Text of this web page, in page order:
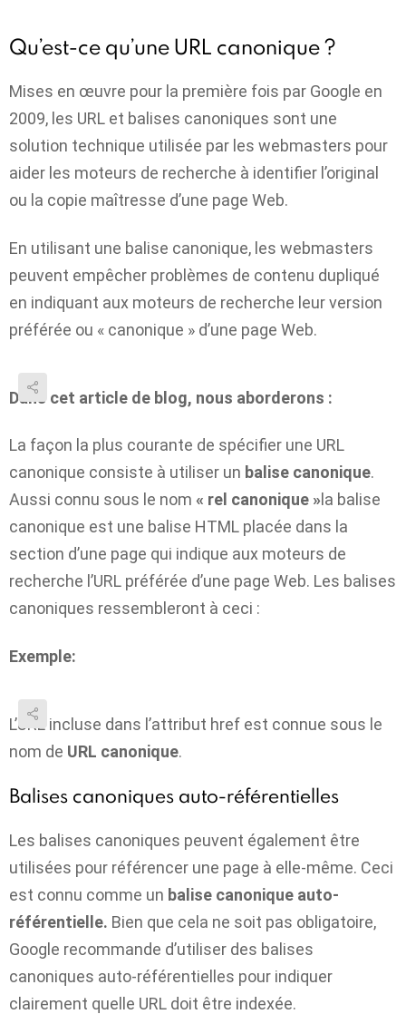
Qu’est-ce qu’une URL canonique ?
Mises en œuvre pour la première fois par Google en
2009, les URL et balises canoniques sont une
solution technique utilisée par les webmasters pour
aider les moteurs de recherche à identifier l’original
ou la copie maîtresse d’une page Web.
En utilisant une balise canonique, les webmasters
peuvent empêcher problèmes de contenu dupliqué
en indiquant aux moteurs de recherche leur version
préférée ou « canonique » d’une page Web.
Dans cet article de blog, nous aborderons :
La façon la plus courante de spécifier une URL
canonique consiste à utiliser un balise canonique.
Aussi connu sous le nom « rel canonique » la balise
canonique est une balise HTML placée dans la
section d’une page qui indique aux moteurs de
recherche l’URL préférée d’une page Web. Les balises
canoniques ressembleront à ceci :
Exemple:
L’URL incluse dans l’attribut href est connue sous le
nom de URL canonique.
Balises canoniques auto-référentielles
Les balises canoniques peuvent également être
utilisées pour référencer une page à elle-même. Ceci
est connu comme un balise canonique auto-
référentielle. Bien que cela ne soit pas obligatoire,
Google recommande d’utiliser des balises
canoniques auto-référentielles pour indiquer
clairement quelle URL doit être indexée.